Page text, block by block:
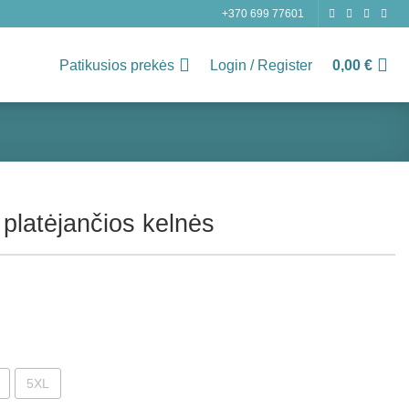
+370 699 77601
Patikusios prekės Login / Register 0,00 €
kelnės
5XL